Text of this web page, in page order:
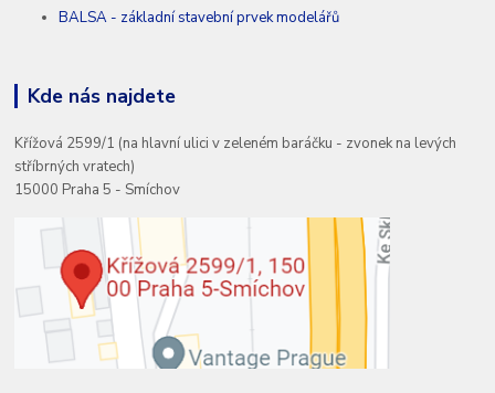
BALSA - základní stavební prvek modelářů
Kde nás najdete
Křížová 2599/1 (na hlavní ulici v zeleném baráčku - zvonek na levých
stříbrných vratech)
15000 Praha 5 - Smíchov